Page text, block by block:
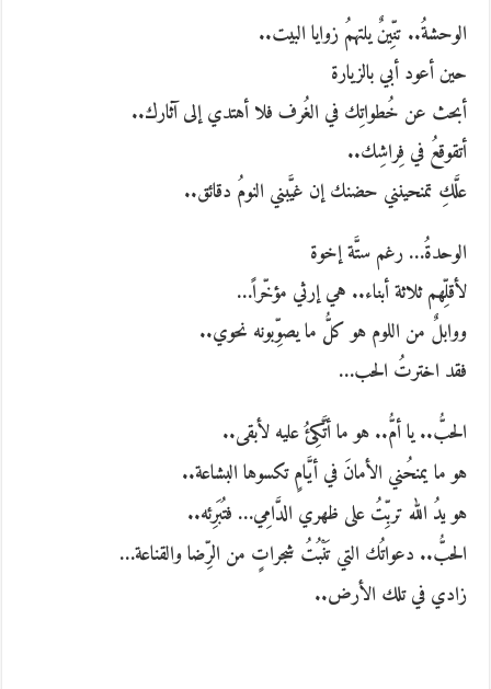
الوحشةُ.. تنِّينٌ يلتهمُ زوايا البيت..
حين أعود أبي بالزيارة
أبحث عن خُطواتِك في الغُرف فلا أهتدي إلى آثارك..
أتقوقعُ في فِراشِك..
علَّكِ تمنحينني حضنك إن غيَّبني النومُ دقائق..
الوحدةُ… رغم ستَّة إخوة
لأقلِّهم ثلاثة أبناء.. هي إرثي مؤخّراً…
ووابلٌ من اللوم هو كلُّ ما يصوِّبونه نحوي..
فقد اخترتُ الحب…
الحبُّ.. يا أمُّ.. هو ما أتَّكِئُ عليه لأبقى..
هو ما يمنحُني الأمانَ في أيَّامٍ تكسوها البشاعة..
هو يدُ الله تربِّتُ على ظهري الدَّامِي… فتُبَرِئه..
الحبُّ.. دعواتُك التي تَنْبُتُ شجراتٍ من الرِّضا والقناعة…
زادي في تلك الأرض..